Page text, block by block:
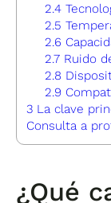
2.4
2.5
2.6
2.7 Ruido
2.8
2.9
3 La clave
Consulta a
¿Qué